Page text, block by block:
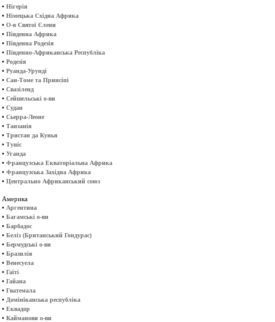
• Нігерія
• Німецька Східна Африка
• О-в Святої Єлени
• Південна Африка
• Південна Родезія
• Південно-Африканська Республіка
• Родезія
• Руанда-Урунді
• Сан-Томе та Принсіпі
• Свазіленд
• Сейшельські о-ви
• Судан
• Сьерра-Леоне
• Танзанія
• Тристан да Кунья
• Туніс
• Уганда
• Французська Екваторіальна Африка
• Французська Західна Африка
• Центрально Африканський союз
Америка
• Аргентина
• Багамські о-ви
• Барбадос
• Беліз (Британський Гондурас)
• Бермудські о-ви
• Бразилія
• Венесуела
• Гаїті
• Гайана
• Гватемала
• Домініканська республіка
• Еквадор
• Кайманови о-ви